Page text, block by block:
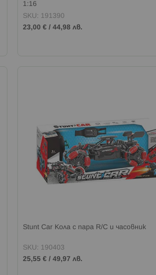
1:16
SKU: 191390
23,00 € /44,98 лв.
Stunt Car Кола с пара R/C и часовник
SKU: 190403
25,55 € /49,97 лв.